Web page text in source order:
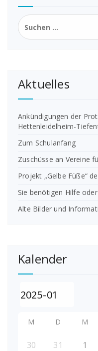
Suchen
nach:
Aktuelles
Ankündigungen der
Hettenleidelheim-
Zum Schulanfang
Zuschüsse an Vereine
Projekt „Gelbe Füße“
Sie benötigen Hilfe
Alte Bilder und
Kalender
M D M
30 31 1